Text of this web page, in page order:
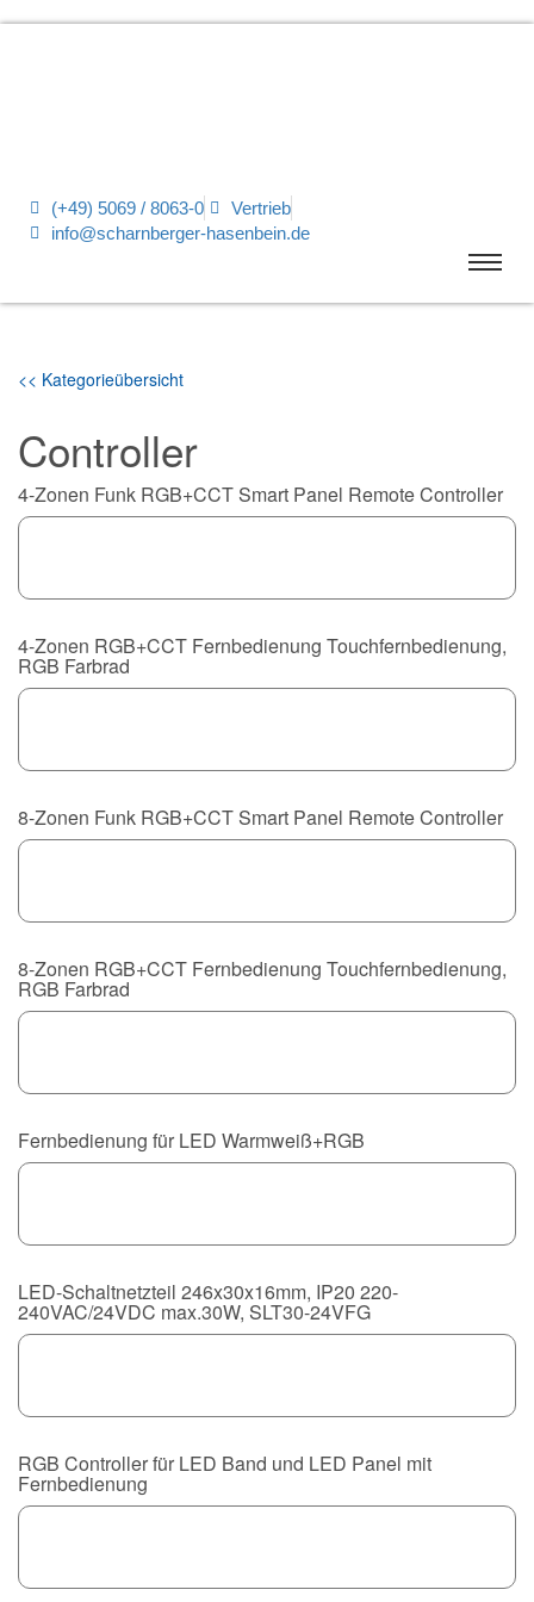
(+49) 5069 / 8063-0
Vertrieb
info@scharnberger-hasenbein.de
<< Kategorieübersicht
Controller
4-Zonen Funk RGB+CCT Smart Panel Remote Controller
4-Zonen RGB+CCT Fernbedienung Touchfernbedienung,
RGB Farbrad
8-Zonen Funk RGB+CCT Smart Panel Remote Controller
8-Zonen RGB+CCT Fernbedienung Touchfernbedienung,
RGB Farbrad
Fernbedienung für LED Warmweiß+RGB
LED-Schaltnetzteil 246x30x16mm, IP20 220-
240VAC/24VDC max.30W, SLT30-24VFG
RGB Controller für LED Band und LED Panel mit
Fernbedienung